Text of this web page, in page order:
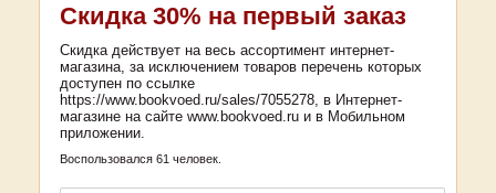
Скидка 30% на первый заказ
Скидка действует на весь ассортимент интернет-
магазина, за исключением товаров перечень которых
доступен по ссылке
https://www.bookvoed.ru/sales/7055278, в Интернет-
магазине на сайте www.bookvoed.ru и в Мобильном
приложении.
Воспользовался 61 человек.